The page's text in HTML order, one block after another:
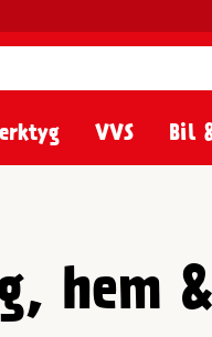
VVS Bil
hem